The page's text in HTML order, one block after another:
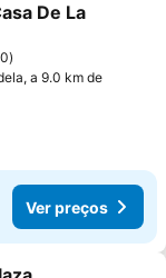
favoritos
De La
a 9.0 km de
Ver preços